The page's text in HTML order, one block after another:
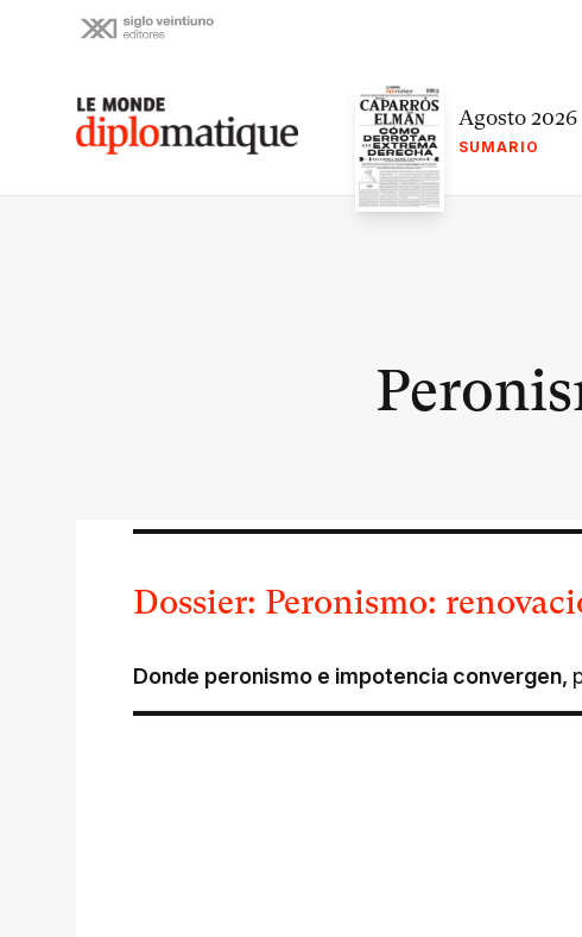
Le monde diplomatique Agosto 2026
SUMARIO
Dossier: Peronismo:
Donde peronismo e impotencia convergen,